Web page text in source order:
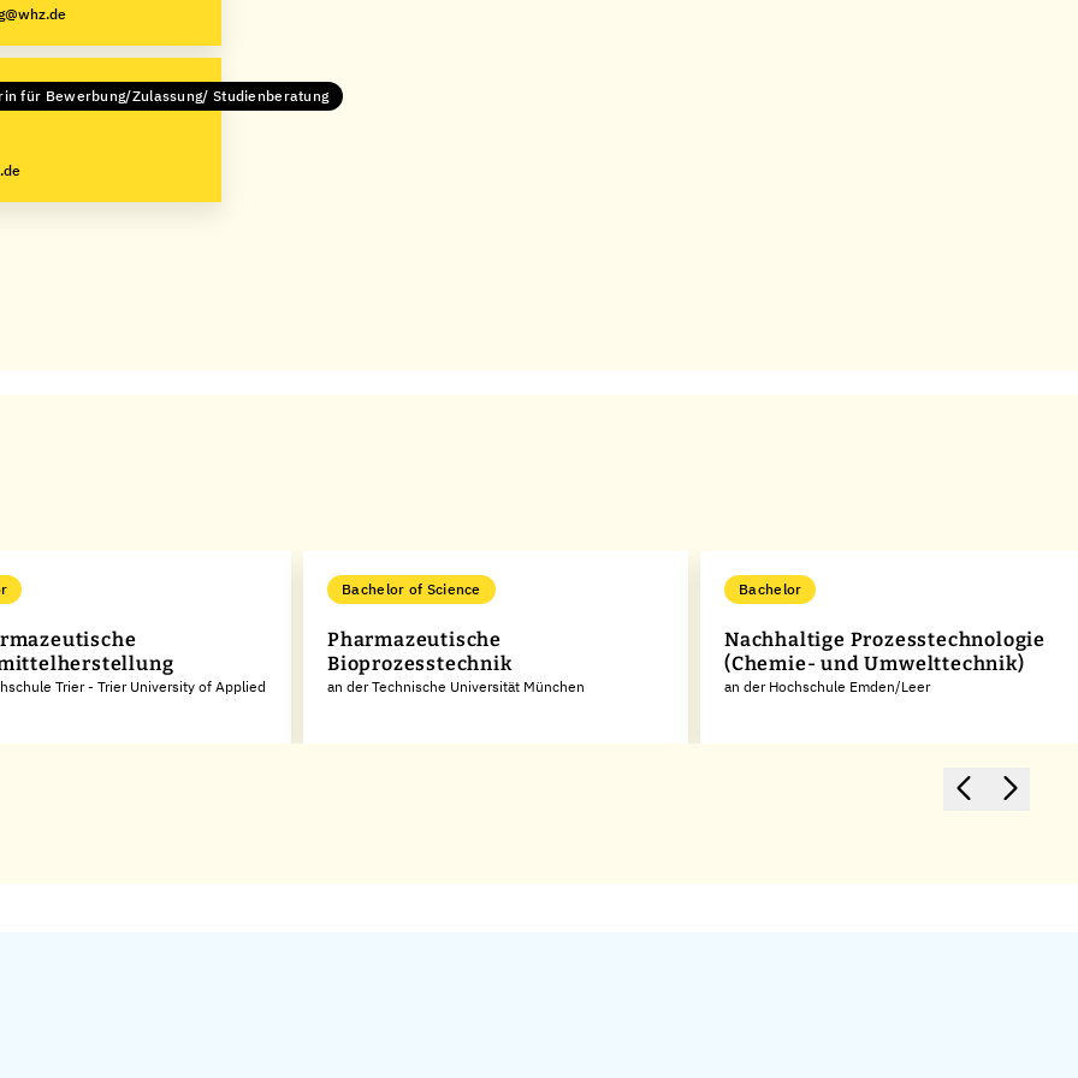
für Bewerbung/Zulassung/ Studienberatung
Trier - Trier University of Applied
Bachelor of Science
Pharmazeutische
Bioprozesstechnik
an der Technische Universität München
Bachelor
Nachhaltige Prozesstechnologie
(Chemie- und Umwelttechnik)
an der Hochschule Emden/Leer